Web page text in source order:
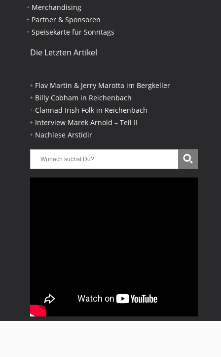
Merchandising
Partner & Sponsoren
Speisekarte für Sonntags
Die Letzten Artikel
Flav Martin & Jerry Marotta im Bergkeller
Billy Cobham in Reichenbach
Clannad Irish Folk in Reichenbach
Interview Marek Arnold – Teil II
Nachlese Arstidir